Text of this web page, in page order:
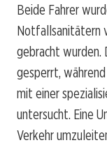
Beide Fahrer
Notfallsanitätern
gebracht wurden.
gesperrt,
mit einer
untersucht. Eine
Verkehr